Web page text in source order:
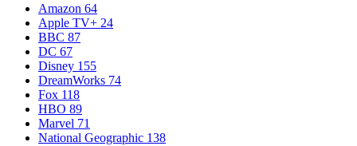
Amazon 64
Apple TV+ 24
BBC 87
DC 67
Disney 155
DreamWorks 74
Fox 118
HBO 89
Marvel 71
National Geographic 138